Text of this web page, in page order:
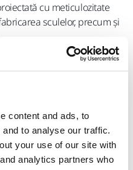
content and ads, to
to analyse our traffic.
your use of our site with
analytics partners who
cu meticulozitate
sculelor, precum și
hibride E-Cup 11 se
timp, crescând
de diamant și legătura
păstrând în același timp
folosite pentru corp, roata
excelentă în timpul